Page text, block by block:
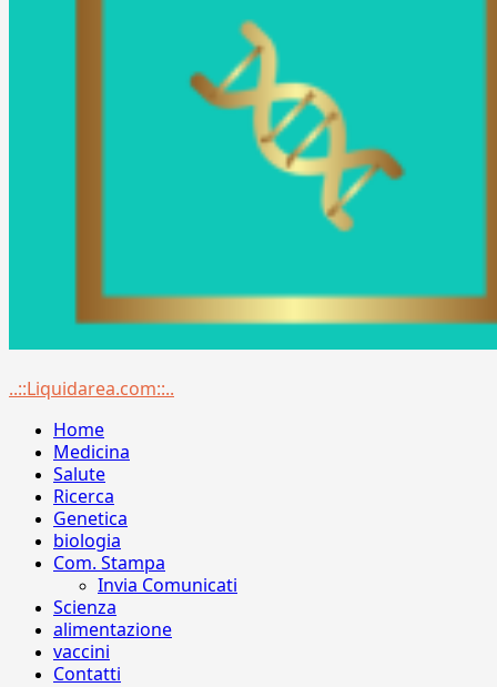
Menu
..::Liquidarea.com::..
Home
Medicina
Salute
Ricerca
Genetica
biologia
Com. Stampa
Invia Comunicati
Scienza
alimentazione
vaccini
Contatti